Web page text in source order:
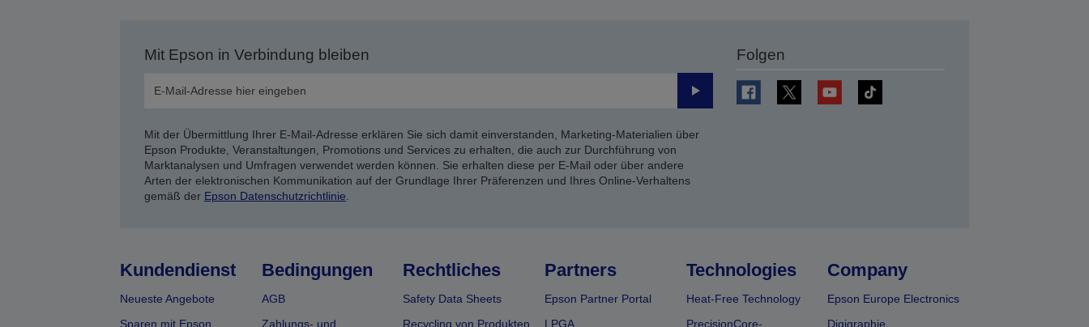
Mit Epson in Verbindung bleiben
Senden
Mit der Übermittlung Ihrer E-Mail-Adresse erklären Sie sich damit einverstanden, Marketing-Materialien über
Epson Produkte, Veranstaltungen, Promotions und Services zu erhalten, die auch zur Durchführung von
Marktanalysen und Umfragen verwendet werden können. Sie erhalten diese per E-Mail oder über andere
Arten der elektronischen Kommunikation auf der Grundlage Ihrer Präferenzen und Ihres Online-Verhaltens
gemäß der Epson Datenschutzrichtlinie
Folgen
Kundendienst
Neueste Angebote
Sparen mit Epson
Bedingungen
AGB
Zahlungs- und
Rechtliches
Safety Data Sheets
Recycling von Produkten
Partners
Epson Partner Portal
LPGA
Technologies
Heat-Free Technology
PrecisionCore-
Company
Epson Europe Electronics
Digigraphie